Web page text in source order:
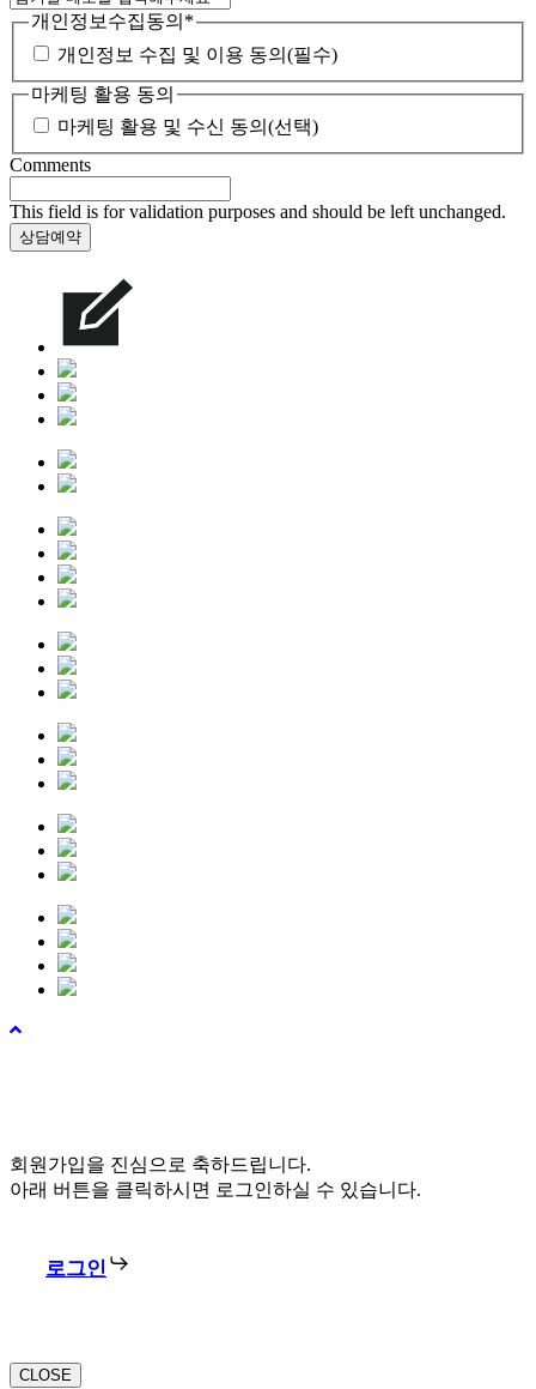
개인정보수집동의 *
개인정보 수집 및 이용 동의(필수)
마케팅 활용 동의
마케팅 활용 및 수신 동의(선택)
Comments
This field is for validation purposes and should be left unchanged.
회원가입을 진심으로 축하드립니다.
아래 버튼을 클릭하시면 로그인하실 수 있습니다.
로그인
CLOSE